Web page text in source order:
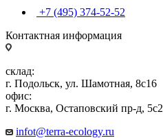
+7 (495) 374-52-52
Контактная информация
склад:
г. Подольск, ул. Шамотная, 8с16
офис:
г. Москва, Остаповский пр-д, 5с2
infot@terra-ecology.ru